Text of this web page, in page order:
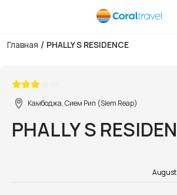
Главная / PHALLY S RESIDENCE
Камбоджа, Сием Рип (Siem Reap)
PHALLY S
August